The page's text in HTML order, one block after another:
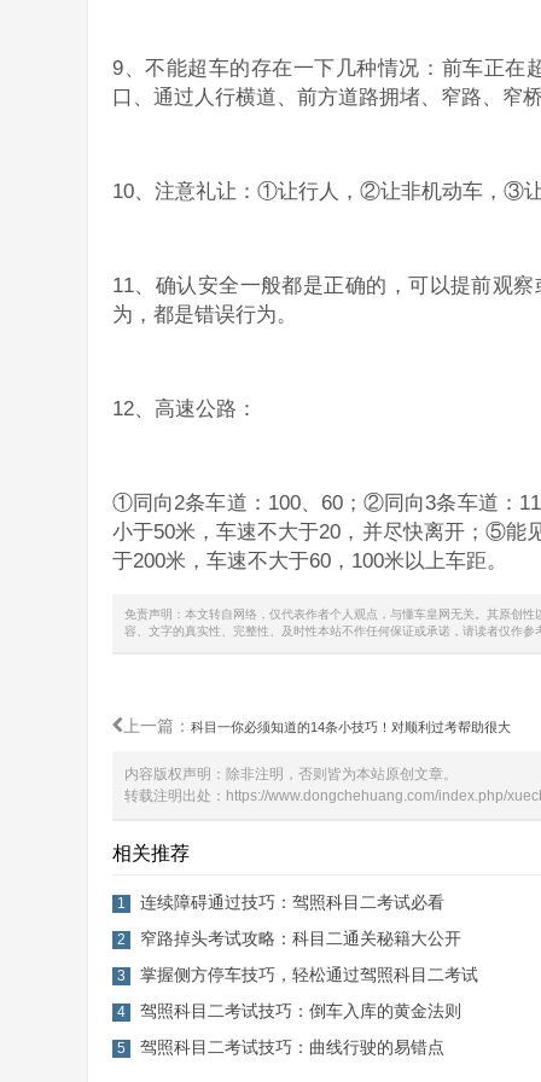
9、不能超车的存在一下几种情况：前车正在
口、通过人行横道、前方道路拥堵、窄路、窄
10、注意礼让：①让行人，②让非机动车，③
11、确认安全一般都是正确的，可以提前观
为，都是错误行为。
12、高速公路：
①同向2条车道：100、60；②同向3条车道：
小于50米，车速不大于20，并尽快离开；⑤能
于200米，车速不大于60，100米以上车距。
免责声明：本文转自网络，仅代表作者个人观点，与懂车皇网无关。其原创
容、文字的真实性、完整性、及时性本站不作任何保证或承诺，请读者仅作
上一篇： 科目一你必须知道的14条小技巧！对顺利过考帮助很大
内容版权声明：除非注明，否则皆为本站原创文章。
转载注明出处： https://www.dongchehuang.com/index.php/
相关推荐
1 连续障碍通过技巧：驾照科目二考试必看
2 窄路掉头考试攻略：科目二通关秘籍大公开
3 掌握侧方停车技巧，轻松通过驾照科目二考试
4 驾照科目二考试技巧：倒车入库的黄金法则
5 驾照科目二考试技巧：曲线行驶的易错点